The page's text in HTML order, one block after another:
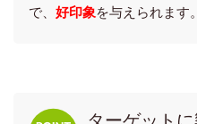
で、 好印象を与えられます。